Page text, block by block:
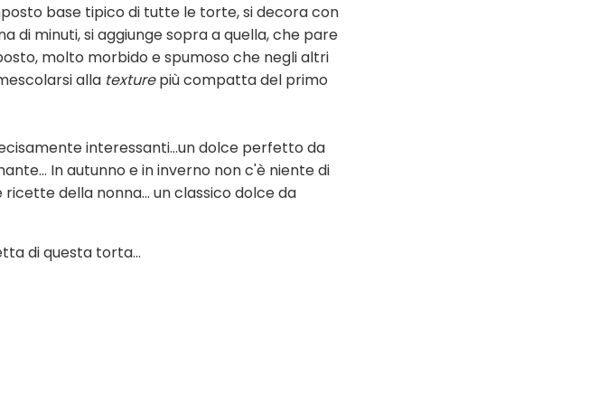
base tipico di tutte le torte, si decora con
di minuti, si aggiunge sopra a quella, che pare
molto morbido e spumoso che negli altri
alla texturepiù compatta del primo
interessanti…un dolce perfetto da
In autunno e in inverno non c'è niente di
della nonna... un classico dolce da
di questa torta...